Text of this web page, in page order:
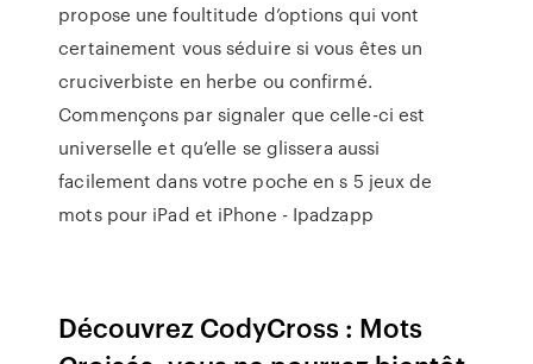
propose une foultitude d’options qui vont
certainement vous séduire si vous êtes un
cruciverbiste en herbe ou confirmé.
Commençons par signaler que celle-ci est
universelle et qu’elle se glissera aussi
facilement dans votre poche en s 5 jeux de
mots pour iPad et iPhone - Ipadzapp
Découvrez CodyCross : Mots